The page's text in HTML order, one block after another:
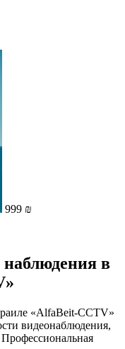
999 ₪
наблюдения в
«AlfaBeit-CCTV»
видеонаблюдения,